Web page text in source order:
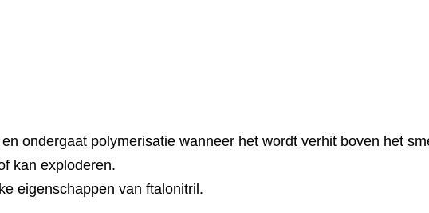
ondergaat polymerisatie wanneer het wordt verhit boven het
kan exploderen.
eigenschappen van ftalonitril.